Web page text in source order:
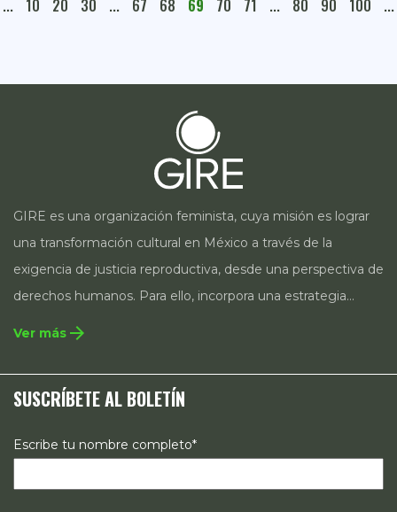
... 10 20 30 ... 67 68 69 70 71 ... 80 90 100 ...
GIRE es una organización feminista, cuya misión es lograr
una transformación cultural en México a través de la
exigencia de justicia reproductiva, desde una perspectiva de
derechos humanos. Para ello, incorpora una estrategia
integral que contempla la incidencia en legislación y
estrategias de comunicación e investigación sobre el
estado de los derechos reproductivos en México.
Ver más arrow_forward
SUSCRÍBETE AL BOLETÍN
Escribe tu nombre completo*